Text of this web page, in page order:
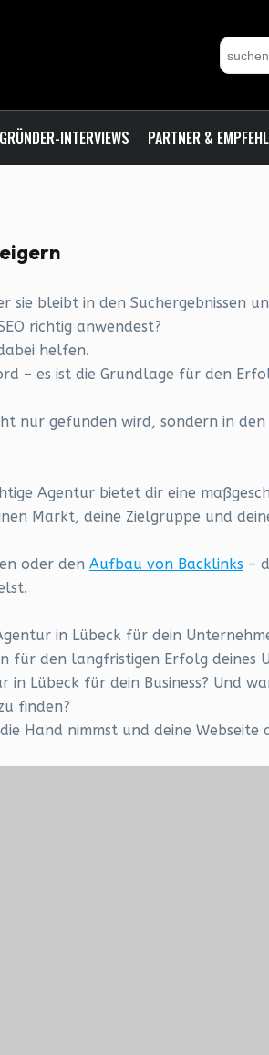
GRÜNDER-INTERVIEWS PARTNER &
sie bleibt in den Suchergebnissen
richtig anwendest?
helfen.
– es ist die Grundlage für den
nur gefunden wird, sondern in
Agentur bietet dir eine
Markt, deine Zielgruppe und
oder den Aufbau von Backlinks –
in Lübeck für dein
für den langfristigen Erfolg deines
Lübeck für dein Business? Und
finden?
Hand nimmst und deine Webseite